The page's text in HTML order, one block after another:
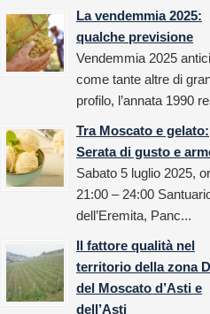
La vendemmia 2025:
qualche previsione
Vendemmia 2025
come tante altre di
profilo, l’annata 1990
Tra Moscato e gelato:
Serata di gusto e
Sabato 5 luglio 2025,
21:00 – 24:00
dell’Eremita, Panc...
Il fattore qualità nel
territorio della zona
del Moscato d’Asti e
dell’Asti